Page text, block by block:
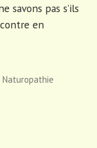
savons pas s’ils
en
Publié
Naturopathie